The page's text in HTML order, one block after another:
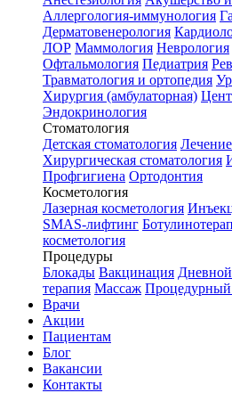
Аллергология-иммунология
Дерматовенерология
ЛОР Маммология Неврология
Офтальмология Педиатрия
Травматология и ортопедия
Хирургия (амбулаторная)
Эндокринология
Стоматология
Детская стоматология
Хирургическая стоматология
Профгигиена Ортодонтия
Косметология
Лазерная косметология
SMAS-лифтинг
косметология
Процедуры
Блокады Вакцинация
терапия Массаж Процедурный
Врачи
Акции
Пациентам
Блог
Вакансии
Контакты